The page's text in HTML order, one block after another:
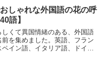
（有罪の）
しゃれな外国語の花の呼
語】
しくて異国情緒のある、外国語
前を集めました。英語、フラン
ペイン語、イタリア語、ドイツ